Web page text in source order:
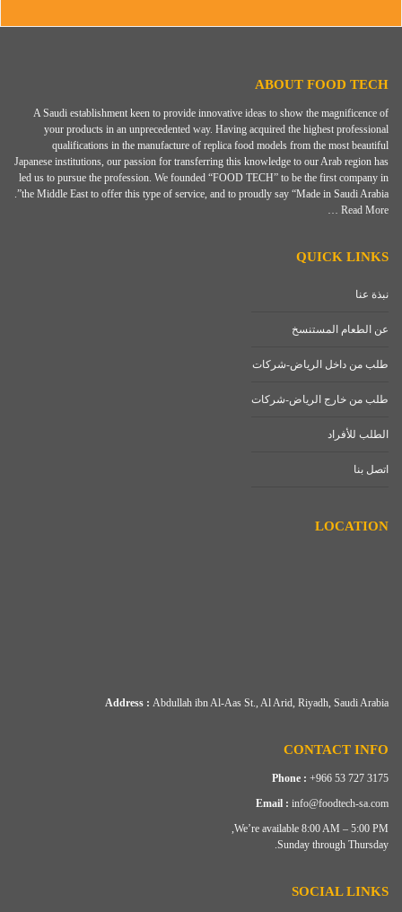
ABOUT FOOD TECH
A Saudi establishment keen to provide innovative ideas to show the magnificence of
your products in an unprecedented way. Having acquired the highest professional
qualifications in the manufacture of replica food models from the most beautiful
Japanese institutions, our passion for transferring this knowledge to our Arab region has
led us to pursue the profession. We founded “FOOD TECH” to be the first company in
the Middle East to offer this type of service, and to proudly say “Made in Saudi Arabia”.
Read More …
QUICK LINKS
نبذة عنا
عن الطعام المستنسخ
طلب من داخل الرياض-شركات
طلب من خارج الرياض-شركات
الطلب للأفراد
اتصل بنا
LOCATION
Address : Abdullah ibn Al-Aas St., Al Arid, Riyadh, Saudi Arabia
CONTACT INFO
Phone : +966 53 727 3175
Email : info@foodtech-sa.com
We’re available 8:00 AM – 5:00 PM,
Sunday through Thursday.
SOCIAL LINKS